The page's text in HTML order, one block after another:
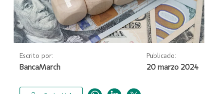
Escrito por:
BancaMarch
Publicado:
20 marzo 2024